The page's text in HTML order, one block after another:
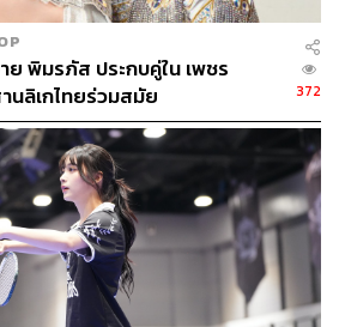
นคำที่เขาด้นสดขึ้นมาเอง
คำแบบสมัยก่อน แบบจิ๊กโก๋-จิ๊กกี๋
ง แล้วก็หยิบมาทำเนื้อเพลงให้มี
ภาษาอังกฤษมากขึ้นในเพลงนี้ แล้ว
งนี้คือคำว่า Kiss Me
เป็นเพลงเกาหลีตั้งแต่แรกเลย
ย พิมรภัส ประกบคู่ใน เพชร
นลิเกไทยร่วมสมัย
372